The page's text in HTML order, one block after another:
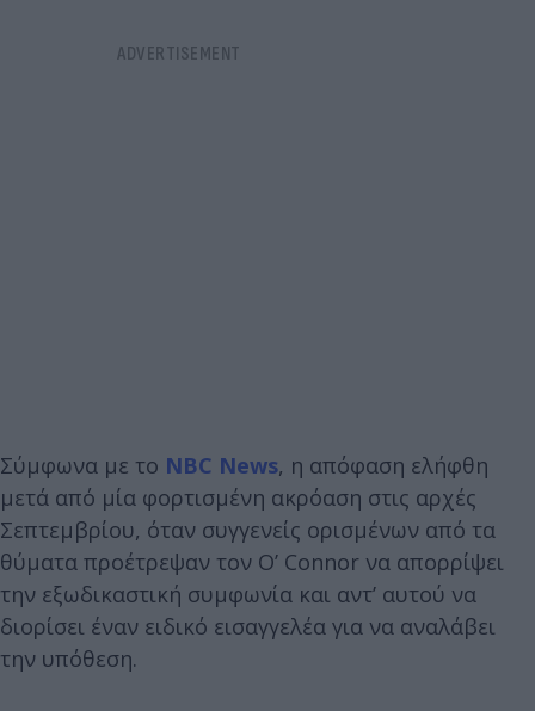
Σύμφωνα με το NBC News, η απόφαση ελήφθη
μετά από μία φορτισμένη ακρόαση στις αρχές
Σεπτεμβρίου, όταν συγγενείς ορισμένων από τα
θύματα προέτρεψαν τον O’ Connor να απορρίψει
την εξωδικαστική συμφωνία και αντ’ αυτού να
διορίσει έναν ειδικό εισαγγελέα για να αναλάβει
την υπόθεση.